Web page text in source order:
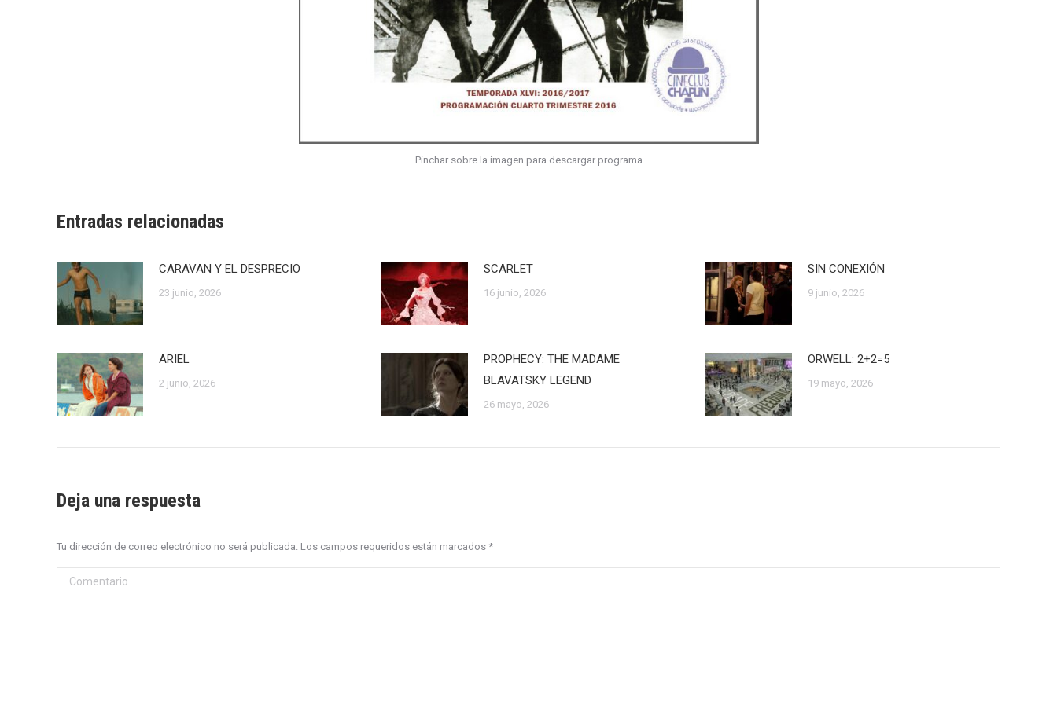
Pinchar sobre la imagen para descargar programa
Entradas relacionadas
CARAVAN Y EL DESPRECIO
23 junio, 2026
SCARLET
16 junio, 2026
SIN CONEXIÓN
9 junio, 2026
ARIEL
2 junio, 2026
PROPHECY: THE MADAME
BLAVATSKY LEGEND
26 mayo, 2026
ORWELL: 2+2=5
19 mayo, 2026
Deja una respuesta
Tu dirección de correo electrónico no será publicada. Los campos requeridos están marcados *
Comentario